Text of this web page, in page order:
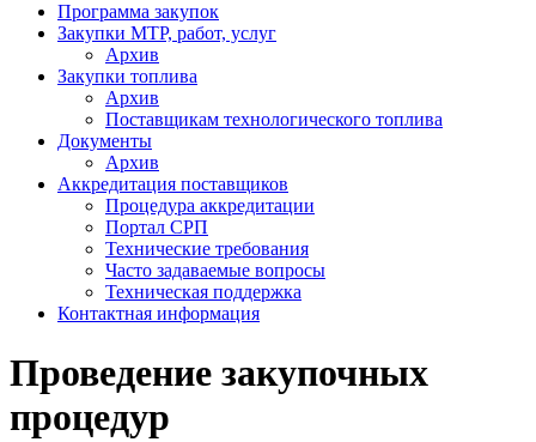
Программа закупок
Закупки МТР, работ, услуг
Архив
Закупки топлива
Архив
Поставщикам технологического топлива
Документы
Архив
Аккредитация поставщиков
Процедура аккредитации
Портал СРП
Технические требования
Часто задаваемые вопросы
Техническая поддержка
Контактная информация
Проведение закупочных
процедур